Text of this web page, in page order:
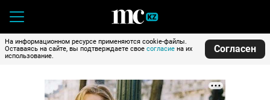
На информационном ресурсе применяются cookie-файлы.
Оставаясь на сайте, вы подтверждаете свое согласие на их
использование.
Согласен